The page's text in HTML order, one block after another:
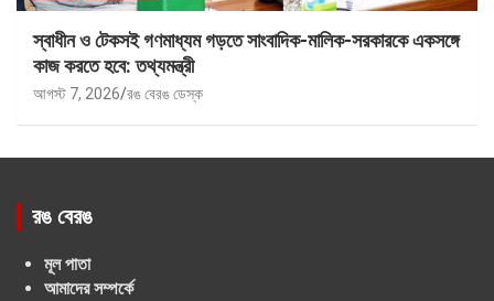
স্বাধীন ও টেকসই গণমাধ্যম গড়তে সাংবাদিক-মালিক-সরকারকে একসঙ্গে
কাজ করতে হবে: তথ্যমন্ত্রী
আগস্ট 7, 2026 রঙ বেরঙ ডেস্ক
রঙ বেরঙ
মূল পাতা
আমাদের সম্পর্কে